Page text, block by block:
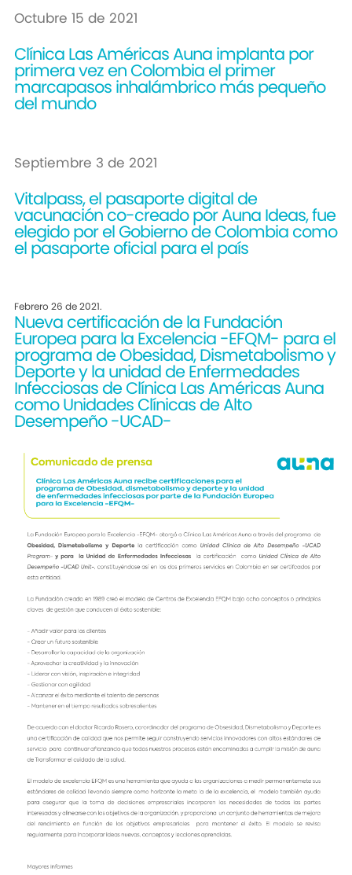
Octubre 15 de 2021
Clínica Las Américas Auna implanta por
primera vez en Colombia el primer
marcapasos inhalámbrico más pequeño
del mundo
Septiembre 3 de 2021
Vitalpass, el pasaporte digital de
vacunación co-creado por Auna Ideas, fue
elegido por el Gobierno de Colombia como
el pasaporte oficial para el país
Febrero 26 de 2021.
Nueva certificación de la Fundación
Europea para la Excelencia -EFQM- para el
programa de Obesidad, Dismetabolismo y
Deporte y la unidad de Enfermedades
Infecciosas de Clínica Las Américas Auna
como Unidades Clínicas de Alto
Desempeño -UCAD-